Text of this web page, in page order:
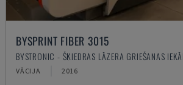
BYSPRINT FIBER 3015
BYSTRONIC - ŠĶIEDRAS LĀZERA GRIEŠANAS
VĀCIJA 2016